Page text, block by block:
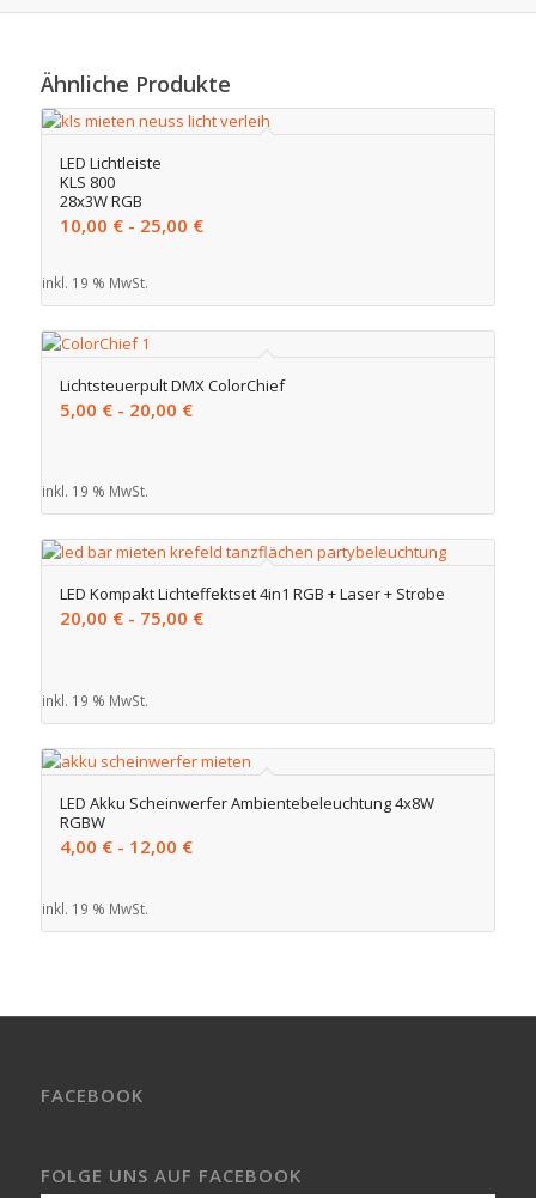
Ähnliche Produkte
LED Lichtleiste
KLS 800
28x3W RGB
10,00 €- 25,00 €
inkl. 19 % MwSt.
Lichtsteuerpult DMX ColorChief
5,00 €- 20,00 €
inkl. 19 % MwSt.
LED Kompakt Lichteffektset 4in1 RGB + Laser + Strobe
20,00 €- 75,00 €
inkl. 19 % MwSt.
LED Akku Scheinwerfer Ambientebeleuchtung 4x8W
RGBW
4,00 €- 12,00 €
inkl. 19 % MwSt.
FACEBOOK
FOLGE UNS AUF FACEBOOK